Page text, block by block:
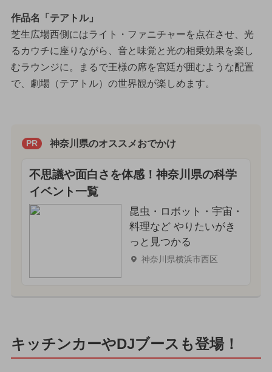
作品名「テアトル」
芝生広場西側にはライト・ファニチャーを点在させ、光
るカウチに座りながら、音と味覚と光の相乗効果を楽し
むラウンジに。まるで王様の席を宮廷が囲むような配置
で、劇場（テアトル）の世界観が楽しめます。
PR 神奈川県のオススメおでかけ
不思議や面白さを体感！神奈川県の科学
イベント一覧
昆虫・ロボット・宇宙・
料理など やりたいがき
っと見つかる
神奈川県横浜市西区
キッチンカーやDJブースも登場！